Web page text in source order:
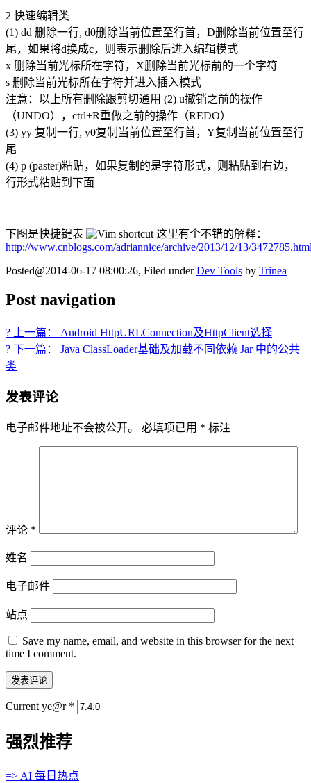
2 快速编辑类
(1) dd 删除一行, d0删除当前位置至行首，D删除当前位置至行
尾，如果将d换成c，则表示删除后进入编辑模式
x 删除当前光标所在字符，X删除当前光标前的一个字符
s 删除当前光标所在字符并进入插入模式
注意：以上所有删除跟剪切通用 (2) u撤销之前的操作
（UNDO），ctrl+R重做之前的操作（REDO）
(3) yy 复制一行, y0复制当前位置至行首，Y复制当前位置至行
尾
(4) p (paster)粘贴，如果复制的是字符形式，则粘贴到右边，
行形式粘贴到下面
下图是快捷键表
这里有个不错的解释：
http://www.cnblogs.com/adriannice/archive/2013/12/13/
Posted@2014-06-17 08:00:26, Filed underDev Tools by Trinea
Post navigation
? 上一篇： Android HttpURLConnection及HttpClient选择
? 下一篇： Java ClassLoader基础及加载不同依赖 Jar 中的公共
类
发表评论
电子邮件地址不会被公开。 必填项已用 * 标注
评论 *
姓名
电子邮件
站点
Save my name, email, and website in this browser for the next
time I comment.
Current ye@r *
强烈推荐
=> AI 每日热点